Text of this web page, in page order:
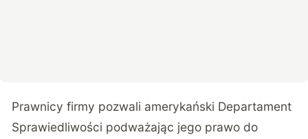
Prawnicy firmy pozwali amerykański Departament
Sprawiedliwości podważając jego prawo do